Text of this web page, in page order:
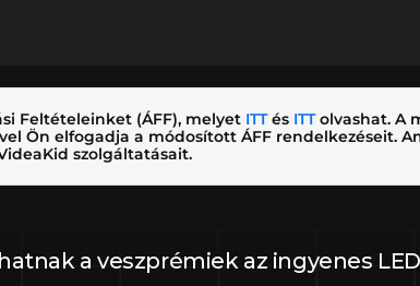
Feltételeinket (ÁFF), melyet ITTés ITTolvashat. A
Ön elfogadja a módosított ÁFF rendelkezéseit.
szolgáltatásait.